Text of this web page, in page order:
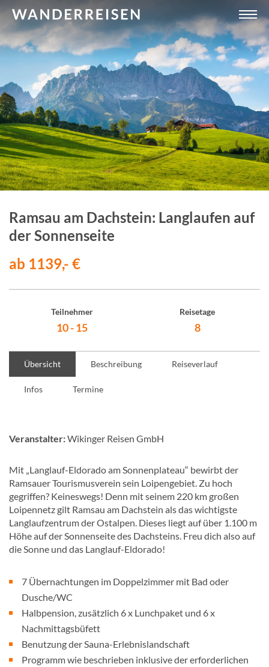
Ramsau am Dachstein: Langlaufen auf
der Sonnenseite
ab 1139,- €
Teilnehmer
10 - 15
Reisetage
8
Übersicht Beschreibung Reiseverlauf
Infos Termine
Veranstalter:Wikinger Reisen GmbH
Mit „Langlauf-Eldorado am Sonnenplateau“ bewirbt der
Ramsauer Tourismusverein sein Loipengebiet. Zu hoch
gegriffen? Keineswegs! Denn mit seinem 220 km großen
Loipennetz gilt Ramsau am Dachstein als das wichtigste
Langlaufzentrum der Ostalpen. Dieses liegt auf über 1.100 m
Höhe auf der Sonnenseite des Dachsteins. Freu dich also auf
die Sonne und das Langlauf-Eldorado!
7 Übernachtungen im Doppelzimmer mit Bad oder
Dusche/WC
Halbpension, zusätzlich 6 x Lunchpaket und 6 x
Nachmittagsbüfett
Benutzung der Sauna-Erlebnislandschaft
Programm wie beschrieben inklusive der erforderlichen